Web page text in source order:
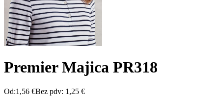
Premier Majica PR318
Od:1,56 €Bez pdv: 1,25 €